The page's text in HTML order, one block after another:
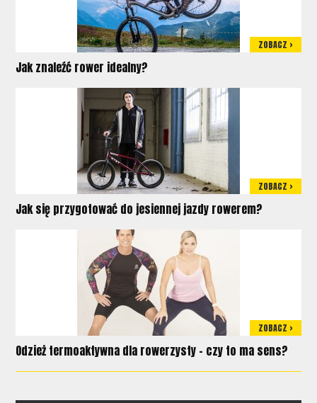
ZOBACZ >
Jak znaleźć rower idealny?
ZOBACZ >
Jak się przygotować do jesiennej jazdy rowerem?
ZOBACZ >
Odzież termoaktywna dla rowerzysty - czy to ma sens?